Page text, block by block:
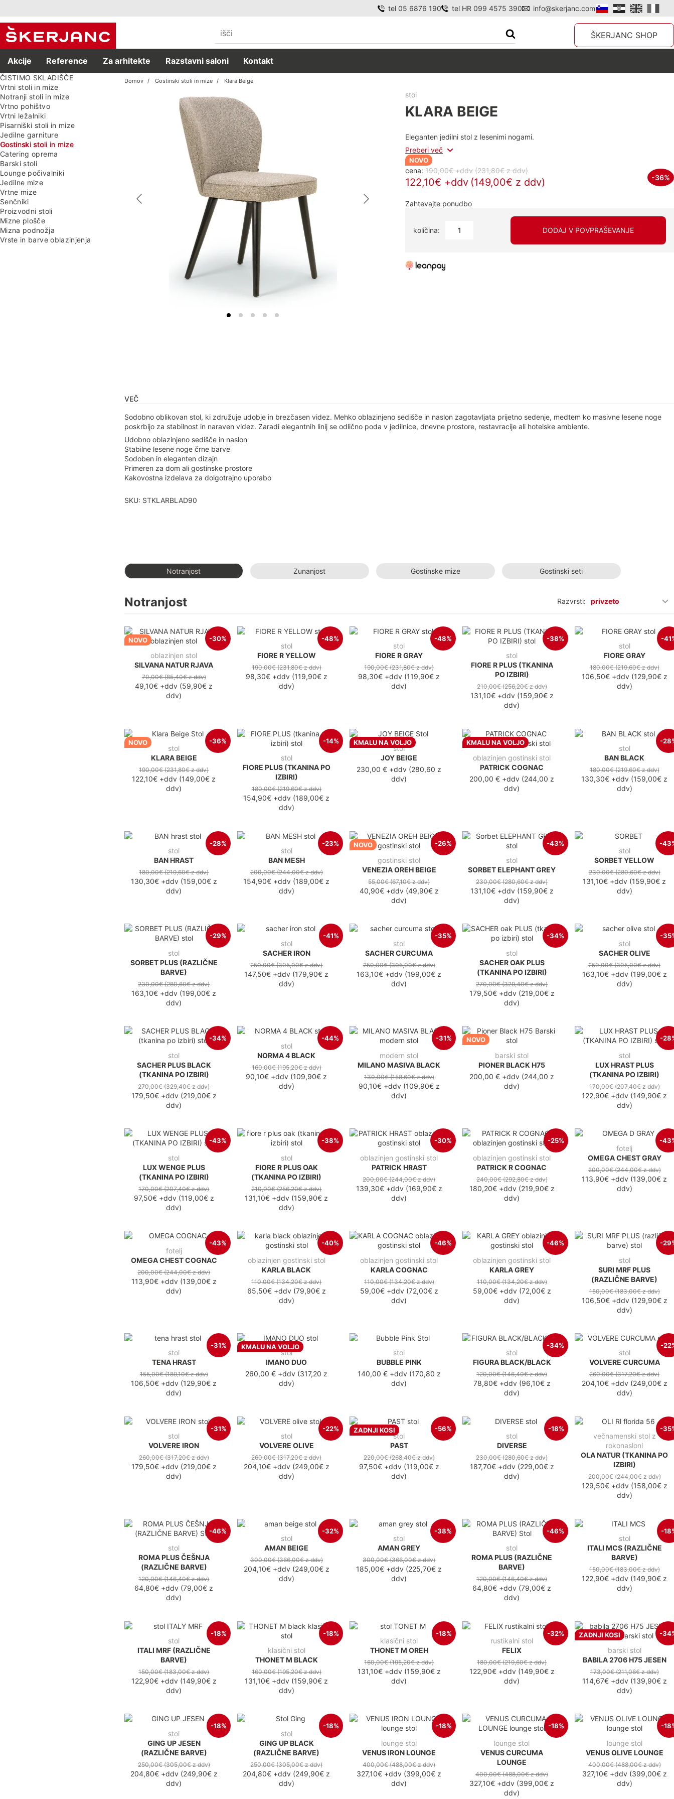
tel 05 6876 190 tel HR 099 4575 390 info@skerjanc.com
ŠKERJANC SHOP
Akcije Reference Za arhitekte Razstavni saloni Kontakt
ČISTIMO SKLADIŠČE
Vrtni stoli in mize
Notranji stoli in mize
Vrtno pohištvo
Vrtni ležalniki
Pisarniški stoli in mize
Jedilne garniture
Gostinski stoli in mize
Catering oprema
Barski stoli
Lounge počivalniki
Jedilne mize
Vrtne mize
Senčniki
Proizvodni stoli
Mizne plošče
Mizna podnožja
Vrste in barve oblazinjenja
Domov Gostinski stoli in mize Klara Beige
stol
KLARA BEIGE
Eleganten jedilni stol z lesenimi nogami.
Preberi več
NOVO
cena:190,00€ +ddv (231,80€z ddv)
122,10€ +ddv (149,00€ z ddv) -36%
Zahtevajte ponudbo
količina: DODAJ V POVPRAŠEVANJE
VEČ
Sodobno oblikovan stol, ki združuje udobje in brezčasen videz. Mehko oblazinjeno sedišče in naslon zagotavljata prijetno sedenje, medtem ko masivne lesene noge
poskrbijo za stabilnost in naraven videz. Zaradi elegantnih linij se odlično poda v jedilnice, dnevne prostore, restavracije ali hotelske ambiente.
Udobno oblazinjeno sedišče in naslon
Stabilne lesene noge črne barve
Sodoben in eleganten dizajn
Primeren za dom ali gostinske prostore
Kakovostna izdelava za dolgotrajno uporabo
SKU: STKLARBLAD90
Notranjost Zunanjost Gostinske mize Gostinski seti
Razvrsti: privzeto
Notranjost
NOVO -30%
oblazinjen stol
SILVANA NATUR RJAVA
70,00€(85,40€z ddv)
49,10€ +ddv (59,90€ z
ddv)
-48%
stol
FIORE R YELLOW
190,00€(231,80€z ddv)
98,30€+ddv(119,90€z
ddv)
-48%
stol
FIORE R GRAY
190,00€(231,80€z ddv)
98,30€ +ddv (119,90€ z
ddv)
-38%
stol
FIORE R PLUS (TKANINA
PO IZBIRI)
210,00€(256,20€z ddv)
131,10€+ddv(159,90€z
ddv)
-
stol
FIORE GRAY
180,00€(219,60€z ddv)
106,50€+ddv(129,90€z
ddv)
NOVO -36%
stol
KLARA BEIGE
190,00€(231,80€z ddv)
122,10€ +ddv (149,00€ z
ddv)
-14%
stol
FIORE PLUS (TKANINA PO
IZBIRI)
180,00€(219,60€z ddv)
154,90€ +ddv (189,00€ z
ddv)
KMALU NA VOLJO
stol
JOY BEIGE
230,00 € +ddv (280,60 z
ddv)
KMALU NA VOLJO
oblazinjen gostinski stol
PATRICK COGNAC
200,00 € +ddv (244,00 z
ddv)
-
stol
BAN BLACK
180,00€(219,60€z ddv)
130,30€ +ddv (159,00€ z
ddv)
-28%
stol
BAN HRAST
180,00€(219,60€z ddv)
130,30€+ddv(159,00€z
ddv)
-23%
stol
BAN MESH
200,00€(244,00€z ddv)
154,90€ +ddv (189,00€ z
ddv)
NOVO -26%
gostinski stol
VENEZIA OREH BEIGE
55,00€(67,10€z ddv)
40,90€+ddv(49,90€z
ddv)
-43%
stol
SORBET ELEPHANT GREY
230,00€(280,60€z ddv)
131,10€+ddv(159,90€z
ddv)
-
stol
SORBET YELLOW
230,00€(280,60€z ddv)
131,10€ +ddv (159,90€ z
ddv)
-29%
stol
SORBET PLUS (RAZLIČNE
BARVE)
230,00€(280,60€z ddv)
163,10€ +ddv (199,00€ z
ddv)
-41%
stol
SACHER IRON
250,00€(305,00€z ddv)
147,50€ +ddv (179,90€ z
ddv)
-35%
stol
SACHER CURCUMA
250,00€(305,00€z ddv)
163,10€ +ddv (199,00€ z
ddv)
-34%
stol
SACHER OAK PLUS
(TKANINA PO IZBIRI)
270,00€(329,40€z ddv)
179,50€+ddv(219,00€z
ddv)
-
stol
SACHER OLIVE
250,00€(305,00€z ddv)
163,10€+ddv(199,00€z
ddv)
-34%
stol
SACHER PLUS BLACK
(TKANINA PO IZBIRI)
270,00€(329,40€z ddv)
179,50€+ddv(219,00€z
ddv)
-44%
stol
NORMA 4 BLACK
160,00€(195,20€z ddv)
90,10€ +ddv (109,90€ z
ddv)
-31%
modern stol
MILANO MASIVA BLACK
130,00€(158,60€z ddv)
90,10€+ddv(109,90€z
ddv)
NOVO
barski stol
PIONER BLACK H75
200,00 € +ddv (244,00 z
ddv)
-
stol
LUX HRAST PLUS
(TKANINA PO IZBIRI)
170,00€(207,40€z ddv)
122,90€ +ddv (149,90€ z
ddv)
-43%
stol
LUX WENGE PLUS
(TKANINA PO IZBIRI)
170,00€(207,40€z ddv)
97,50€+ddv(119,00€z
ddv)
-38%
stol
FIORE R PLUS OAK
(TKANINA PO IZBIRI)
210,00€(256,20€z ddv)
131,10€ +ddv (159,90€ z
ddv)
-30%
oblazinjen gostinski stol
PATRICK HRAST
200,00€(244,00€z ddv)
139,30€+ddv(169,90€z
ddv)
-25%
oblazinjen gostinski stol
PATRICK R COGNAC
240,00€(292,80€z ddv)
180,20€+ddv(219,90€z
ddv)
-
fotelj
OMEGA CHEST GRAY
200,00€(244,00€z ddv)
113,90€ +ddv (139,00€ z
ddv)
-43%
fotelj
OMEGA CHEST COGNAC
200,00€(244,00€z ddv)
113,90€+ddv(139,00€z
ddv)
-40%
oblazinjen gostinski stol
KARLA BLACK
110,00€(134,20€z ddv)
65,50€+ddv(79,90€z
ddv)
-46%
oblazinjen gostinski stol
KARLA COGNAC
110,00€(134,20€z ddv)
59,00€+ddv(72,00€z
ddv)
-46%
oblazinjen gostinski stol
KARLA GREY
110,00€(134,20€z ddv)
59,00€+ddv(72,00€z
ddv)
-
stol
SURI MRF PLUS
(RAZLIČNE BARVE)
150,00€(183,00€z ddv)
106,50€+ddv(129,90€z
ddv)
-31%
stol
TENA HRAST
155,00€(189,10€z ddv)
106,50€ +ddv (129,90€ z
ddv)
KMALU NA VOLJO
stol
IMANO DUO
260,00 € +ddv (317,20 z
ddv)
stol
BUBBLE PINK
140,00 €+ddv(170,80 z
ddv)
-34%
stol
FIGURA BLACK/BLACK
120,00€(146,40€z ddv)
78,80€+ddv(96,10€z
ddv)
-
stol
VOLVERE CURCUMA
260,00€(317,20€z ddv)
204,10€+ddv(249,00€z
ddv)
-31%
stol
VOLVERE IRON
260,00€(317,20€z ddv)
179,50€+ddv(219,00€z
ddv)
-22%
stol
VOLVERE OLIVE
260,00€(317,20€z ddv)
204,10€+ddv(249,00€z
ddv)
ZADNJI KOSI -56%
stol
PAST
220,00€(268,40€z ddv)
97,50€+ddv(119,00€z
ddv)
-18%
stol
DIVERSE
230,00€(280,60€z ddv)
187,70€+ddv(229,00€z
ddv)
-
večnamenski stol z
rokonasloni
OLA NATUR (TKANINA PO
IZBIRI)
200,00€(244,00€z ddv)
129,50€+ddv(158,00€z
ddv)
-46%
stol
ROMA PLUS ČEŠNJA
(RAZLIČNE BARVE)
120,00€(146,40€z ddv)
64,80€ +ddv (79,00€ z
ddv)
-32%
stol
AMAN BEIGE
300,00€(366,00€z ddv)
204,10€+ddv(249,00€z
ddv)
-38%
stol
AMAN GREY
300,00€(366,00€z ddv)
185,00€ +ddv (225,70€ z
ddv)
-46%
stol
ROMA PLUS (RAZLIČNE
BARVE)
120,00€(146,40€z ddv)
64,80€ +ddv (79,00€ z
ddv)
-
stol
ITALI MCS (RAZLIČNE
BARVE)
150,00€(183,00€z ddv)
122,90€ +ddv (149,90€ z
ddv)
-18%
stol
ITALI MRF (RAZLIČNE
BARVE)
150,00€(183,00€z ddv)
122,90€+ddv(149,90€z
ddv)
-18%
klasični stol
THONET M BLACK
160,00€(195,20€z ddv)
131,10€ +ddv (159,90€ z
ddv)
-18%
klasični stol
THONET M OREH
160,00€(195,20€z ddv)
131,10€+ddv(159,90€z
ddv)
-32%
rustikalni stol
FELIX
180,00€(219,60€z ddv)
122,90€+ddv(149,90€z
ddv)
ZADNJI KOSI -
barski stol
BABILA 2706 H75 JESEN
173,00€(211,06€z ddv)
114,67€+ddv(139,90€z
ddv)
-18%
stol
GING UP JESEN
(RAZLIČNE BARVE)
250,00€(305,00€z ddv)
204,80€+ddv(249,90€z
ddv)
-18%
stol
GING UP BLACK
(RAZLIČNE BARVE)
250,00€(305,00€z ddv)
204,80€ +ddv (249,90€ z
ddv)
-18%
lounge stol
VENUS IRON LOUNGE
400,00€(488,00€z ddv)
327,10€ +ddv (399,00€ z
ddv)
-18%
lounge stol
VENUS CURCUMA
LOUNGE
400,00€(488,00€z ddv)
327,10€ +ddv (399,00€ z
ddv)
-
lounge stol
VENUS OLIVE LOUNGE
400,00€(488,00€z ddv)
327,10€+ddv(399,00€z
ddv)